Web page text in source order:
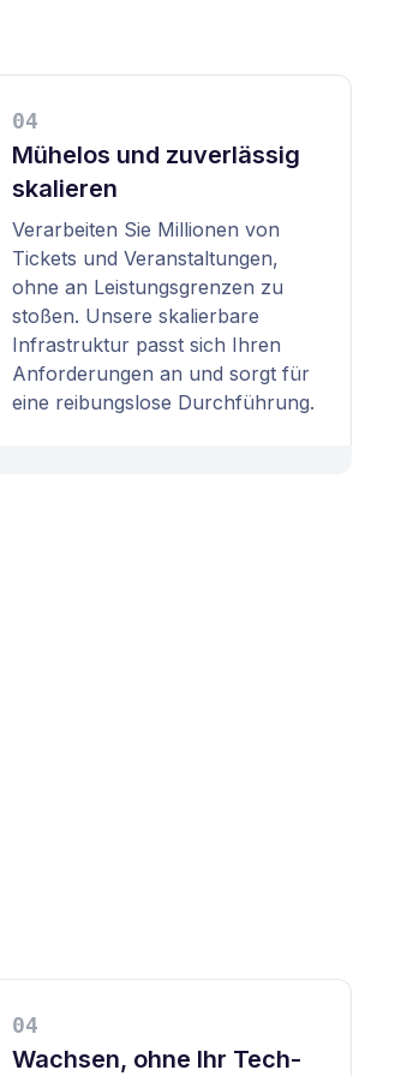
04
Mühelos und zuverlässig
skalieren
Verarbeiten Sie Millionen von
Tickets und Veranstaltungen,
ohne an Leistungsgrenzen zu
stoßen. Unsere skalierbare
Infrastruktur passt sich Ihren
Anforderungen an und sorgt für
eine reibungslose Durchführung.
04
Wachsen, ohne Ihr Tech-